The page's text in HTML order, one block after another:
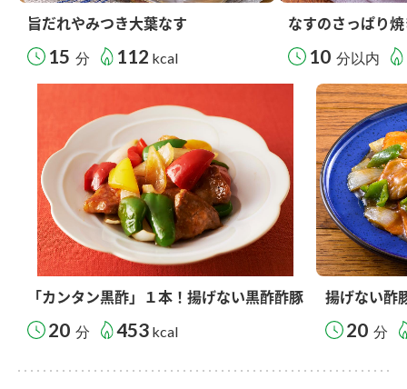
旨だれやみつき大葉なす
15 分 112 kcal
なすのさっぱり
10 分以内
「カンタン黒酢」１本！揚げない黒酢酢豚
20 分 453 kcal
揚げない酢
20 分